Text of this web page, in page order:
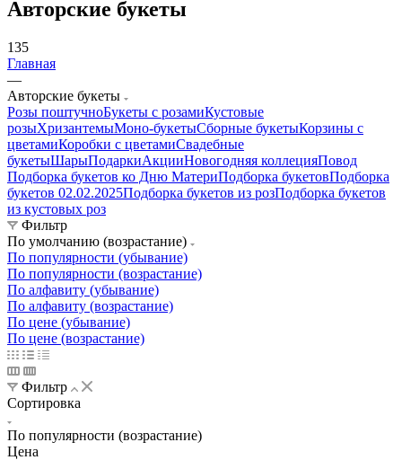
Авторские букеты
135
Главная
—
Авторские букеты
Розы поштучноБукеты с розамиКустовые
розыХризантемыМоно-букетыСборные букетыКорзины с
цветамиКоробки с цветамиСвадебные
букетыШарыПодаркиАкцииНовогодняя коллецияПовод
Подборка букетов ко Дню МатериПодборка букетовПодборка
букетов 02.02.2025Подборка букетов из розПодборка букетов
из кустовых роз
Фильтр
По умолчанию (возрастание)
По популярности (убывание)
По популярности (возрастание)
По алфавиту (убывание)
По алфавиту (возрастание)
По цене (убывание)
По цене (возрастание)
Фильтр
Сортировка
По популярности (возрастание)
Цена